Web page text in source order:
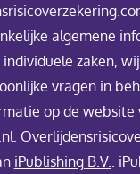
algemene
zaken,
vragen in
op de website
iPublishing B.V. .